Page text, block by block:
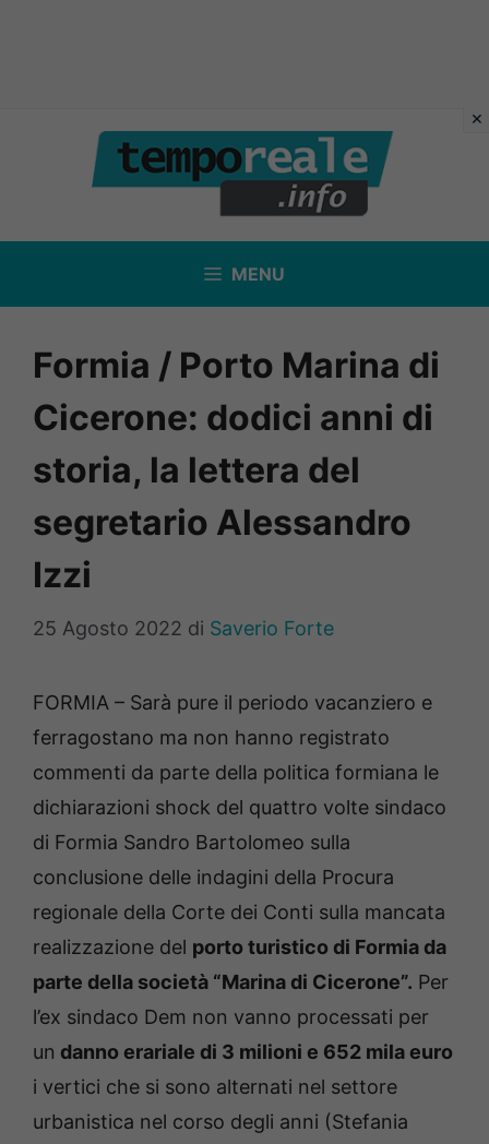
contenuto
MENU
Formia / Porto Marina di
Cicerone: dodici anni di
storia, la lettera del
segretario Alessandro
Izzi
25 Agosto 2022 di Saverio Forte
FORMIA – Sarà pure il periodo vacanziero e
ferragostano ma non hanno registrato
commenti da parte della politica formiana le
dichiarazioni shock del quattro volte sindaco
di Formia Sandro Bartolomeo sulla
conclusione delle indagini della Procura
regionale della Corte dei Conti sulla mancata
realizzazione del porto turistico di Formia da
parte della società “Marina di Cicerone”. Per
l’ex sindaco Dem non vanno processati per
un danno erariale di 3 milioni e 652 mila euro
i vertici che si sono alternati nel settore
urbanistica nel corso degli anni (Stefania